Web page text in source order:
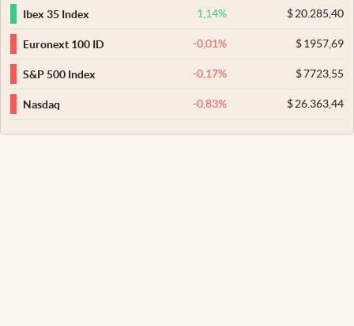
Ibex 35 Index
1,14% $20.285,40
Euronext 100 ID -0,01% $1957,69
S&P 500 Index -0,17% $7723,55
Nasdaq -0,83% $26.363,44